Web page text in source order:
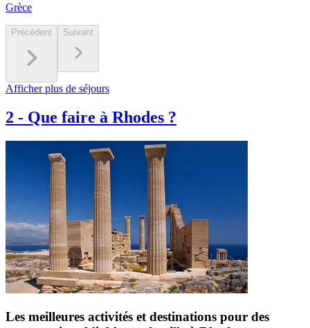
Grèce
Précédent Suivant
Afficher plus de séjours
2 - Que faire à Rhodes ?
Les meilleures activités et destinations pour des